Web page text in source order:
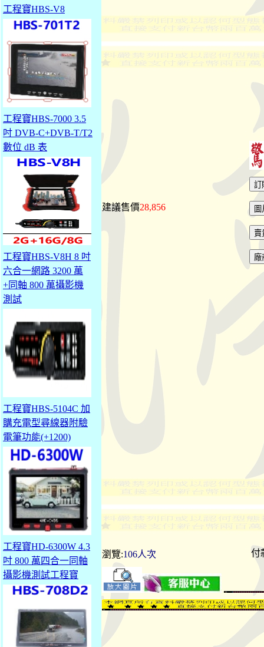
工程寶HBS-V8
工程寶HBS-7000 3.5
吋 DVB-C+DVB-T/T2
數位 dB 表
工程寶HBS-V8H 8 吋
六合一網路 3200 萬
+同軸 800 萬攝影機
測試
工程寶HBS-5104C 加
購充電型尋線器附驗
電筆功能(+1200)
工程寶HD-6300W 4.3
吋 800 萬四合一同軸
攝影機測試工程寶
建議售價28,856
瀏覽:106人次 付